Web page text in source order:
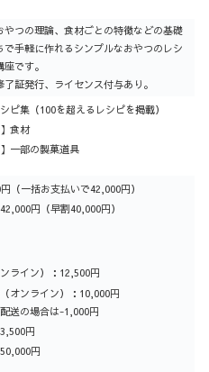
やつの理論、食材ごとの特徴などの基礎
で手軽に作れるシンプルなおやつのレシ
です。
証発行、ライセンス付与あり。
ピ集（100を超えるレシピを掲載）
食材
】一部の製菓道具
（一括お支払いで42,000円）
円（早割40,000円）
ライン）：12,500円
オンライン）：10,000円
送の場合は-1,000円
円
円